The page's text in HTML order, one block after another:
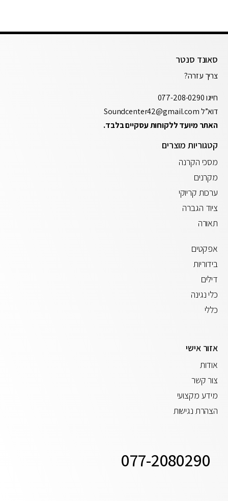
סאונד סנטר
צריך עזרה?
חייגו077-208-0290
דוא”ל
האתר מיועד ללקוחות עסקיים בלבד.
קטגוריות מוצרים
מסכי הקרנה
מקרנים
ערכות קריוקי
ציוד הגברה
תאורה
אפקטים
בידוריות
דילים
כלי נגינה
כללי
אזור אישי
אודות
צור קשר
מידע מקצועי
הצהרת נגישות
077-2080290